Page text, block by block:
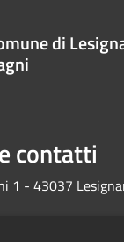
di
contatti
1 - 43037